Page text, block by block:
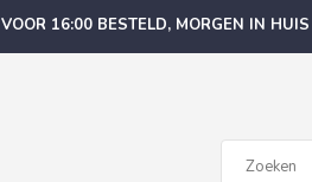
VOOR 16:00 BESTELD, MORGEN IN HUIS